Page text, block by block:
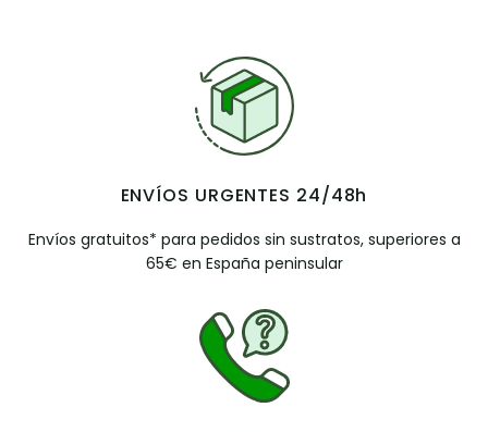
ENVÍOS URGENTES 24/48h
Envíos gratuitos* para pedidos sin sustratos, superiores a
65€ en España peninsular